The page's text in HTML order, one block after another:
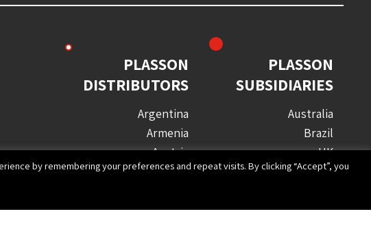
PLASSON
SUBSIDIARIES
Australia
Brazil
UK
France
Israel
PLASSON
DISTRIBUTORS
Argentina
Armenia
Austria
Azerbaijan
Bulgaria
by remembering your preferences and repeat visits. By clicking “Accept”, you